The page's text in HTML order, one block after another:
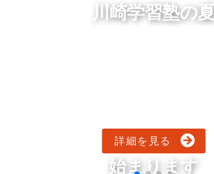
川崎学習塾の夏
始まります
詳細を見る